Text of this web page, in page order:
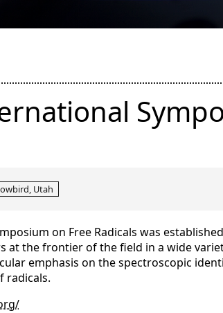
Utah
on Free Radicals was
at the frontier of the field in a wide
emphasis on the spectroscopic
radicals.